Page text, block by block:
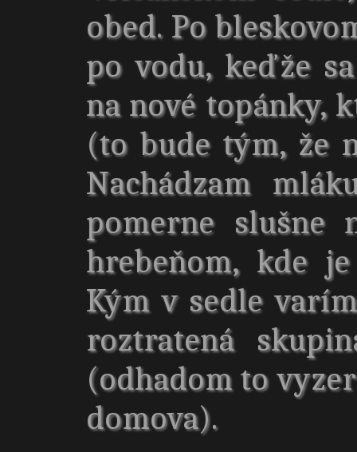
obed. Po
po vodu, keďže
na nové topánky,
(to bude tým, že
Nachádzam
pomerne
hrebeňom, kde
Kým v sedle
roztratená
(odhadom to
domova).